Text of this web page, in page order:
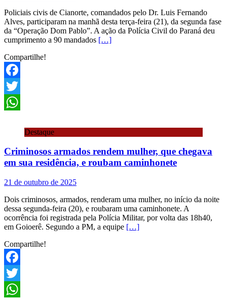
Policiais civis de Cianorte, comandados pelo Dr. Luis Fernando
Alves, participaram na manhã desta terça-feira (21), da segunda fase
da “Operação Dom Pablo”. A ação da Polícia Civil do Paraná deu
cumprimento a 90 mandados […]
Compartilhe!
Facebook
Twitter
Destaque
Criminosos armados rendem mulher, que chegava
em sua residência, e roubam caminhonete
21 de outubro de 2025
Dois criminosos, armados, renderam uma mulher, no início da noite
dessa segunda-feira (20), e roubaram uma caminhonete. A
ocorrência foi registrada pela Polícia Militar, por volta das 18h40,
em Goioerê. Segundo a PM, a equipe […]
Compartilhe!
Facebook
Twitter